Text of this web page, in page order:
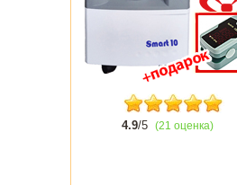
4.9/5 (21 оценка)